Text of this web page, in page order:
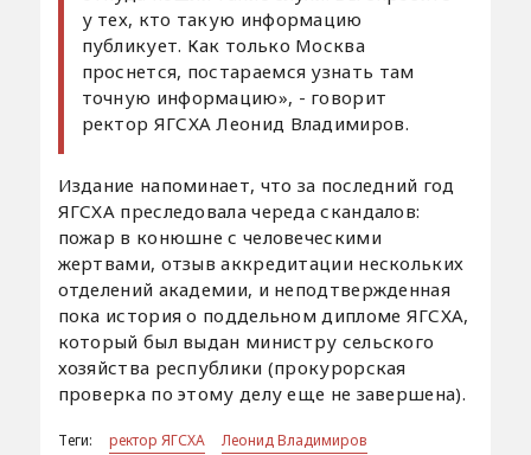
у тех, кто такую информацию
публикует. Как только Москва
проснется, постараемся узнать там
точную информацию», - говорит
ректор ЯГСХА Леонид Владимиров.
Издание напоминает, что за последний год
ЯГСХА преследовала череда скандалов:
пожар в конюшне с человеческими
жертвами, отзыв аккредитации нескольких
отделений академии, и неподтвержденная
пока история о поддельном дипломе ЯГСХА,
который был выдан министру сельского
хозяйства республики (прокурорская
проверка по этому делу еще не завершена).
Теги: ректор ЯГСХА Леонид Владимиров